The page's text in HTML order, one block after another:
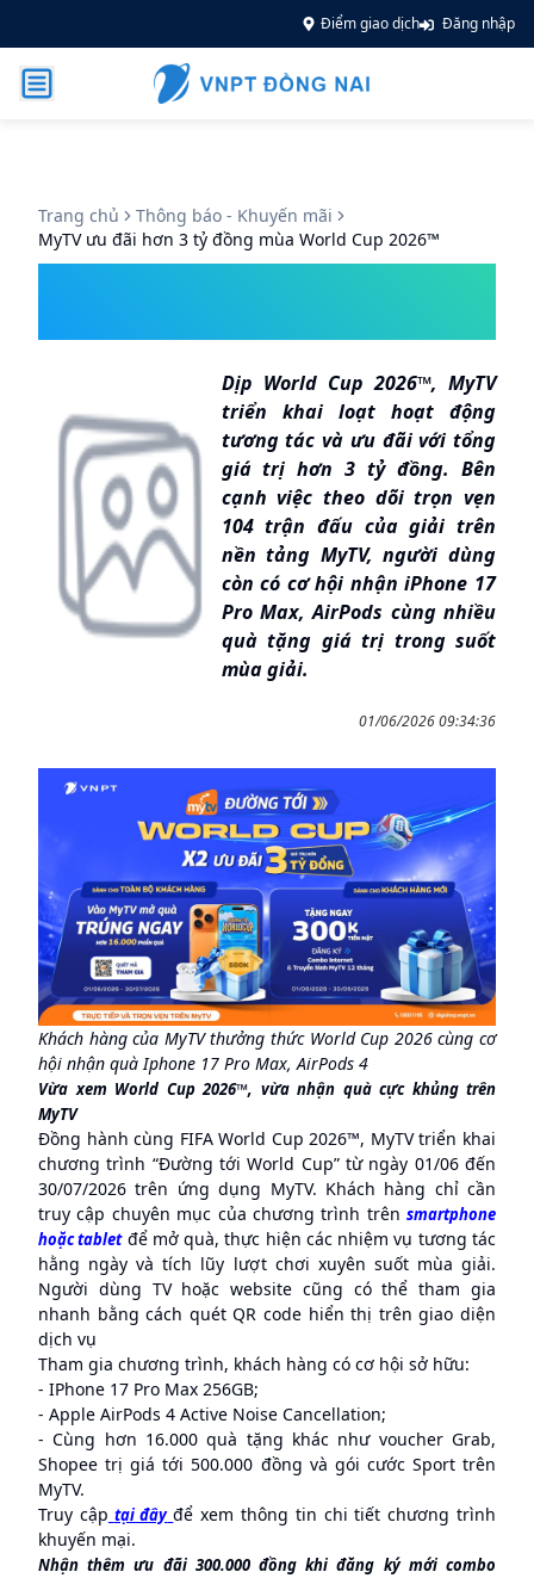
Điểm giao dịch Đăng nhập
Trang chủ
Thông báo - Khuyến mãi
MyTV ưu đãi hơn 3 tỷ đồng mùa World Cup 2026™
Dịp World Cup 2026™, MyTV
triển khai loạt hoạt động
tương tác và ưu đãi với tổng
giá trị hơn 3 tỷ đồng. Bên
cạnh việc theo dõi trọn vẹn
104 trận đấu của giải trên
nền tảng MyTV, người dùng
còn có cơ hội nhận iPhone 17
Pro Max, AirPods cùng nhiều
quà tặng giá trị trong suốt
mùa giải.
01/06/2026 09:34:36
Khách hàng của MyTV thưởng thức World Cup 2026 cùng cơ
hội nhận quà Iphone 17 Pro Max, AirPods 4
Vừa xem World Cup 2026™, vừa nhận quà cực khủng trên
MyTV
Đồng hành cùng FIFA World Cup 2026™, MyTV triển khai
chương trình “Đường tới World Cup” từ ngày 01/06 đến
30/07/2026 trên ứng dụng MyTV. Khách hàng chỉ cần
truy cập chuyên mục của chương trình trên smartphone
hoặc tablet để mở quà, thực hiện các nhiệm vụ tương tác
hằng ngày và tích lũy lượt chơi xuyên suốt mùa giải.
Người dùng TV hoặc website cũng có thể tham gia
nhanh bằng cách quét QR code hiển thị trên giao diện
dịch vụ
Tham gia chương trình, khách hàng có cơ hội sở hữu:
- IPhone 17 Pro Max 256GB;
- Apple AirPods 4 Active Noise Cancellation;
- Cùng hơn 16.000 quà tặng khác như voucher Grab,
Shopee trị giá tới 500.000 đồng và gói cước Sport trên
MyTV.
Truy cập tại đây để xem thông tin chi tiết chương trình
khuyến mại.
Nhận thêm ưu đãi 300.000 đồng khi đăng ký mới combo